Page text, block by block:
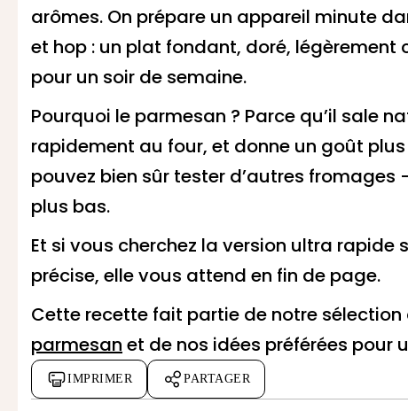
arômes. On prépare un appareil minute
et hop : un plat fondant, doré,
pour un soir de semaine.
Pourquoi le parmesan ? Parce qu’il sale
rapidement au four, et donne un goût
pouvez bien sûr tester d’autres
plus bas.
Et si vous cherchez la version ultra
précise, elle vous attend en fin de page.
Cette recette fait partie de notre sélection
parmesan et de nos idées préférées pour
IMPRIMER PARTAGER